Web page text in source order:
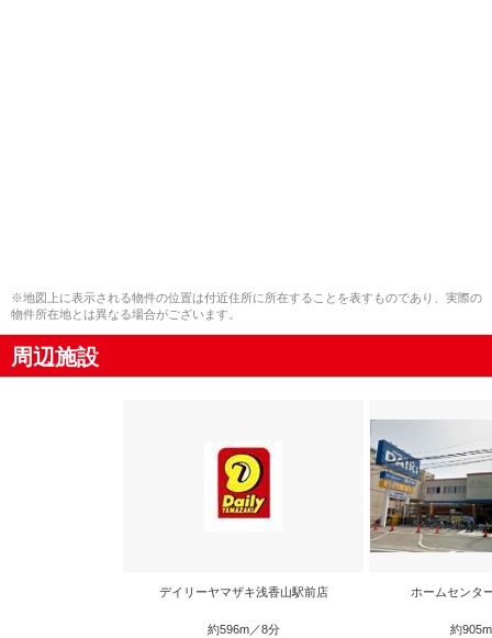
※地図上に表示される物件の位置は付近住所に所在することを表すものであり、実際の
物件所在地とは異なる場合がございます。
周辺施設
デイリーヤマザキ浅香山駅前店
約596m／8分
ホームセンタ
約